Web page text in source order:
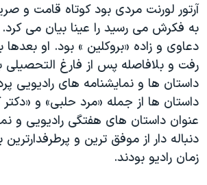
آرتور لورنت مردی بود کوتاه قامت و
به فکرش می رسید را عینا بیان می
دعاوی و زاده «بروکلین » بود. او بعدها
رفت و بلافاصله پس از فارغ التحصیلی
داستان ها و نمایشنامه های رادیویی
داستان ها از جمله «مرد حلبی» و «دکتر
عنوان داستان های هفتگی رادیویی و
دنباله دار از موفق ترین و
زمان رادیو بودند.